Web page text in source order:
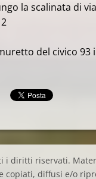
la scalinata di
del civico 93
i diritti riservati.
copiati, diffusi e/o